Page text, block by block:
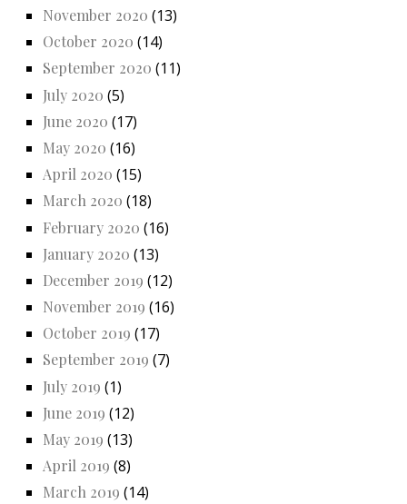
November 2020 (13)
October 2020 (14)
September 2020 (11)
July 2020 (5)
June 2020 (17)
May 2020 (16)
April 2020 (15)
March 2020 (18)
February 2020 (16)
January 2020 (13)
December 2019 (12)
November 2019 (16)
October 2019 (17)
September 2019 (7)
July 2019 (1)
June 2019 (12)
May 2019 (13)
April 2019 (8)
March 2019 (14)